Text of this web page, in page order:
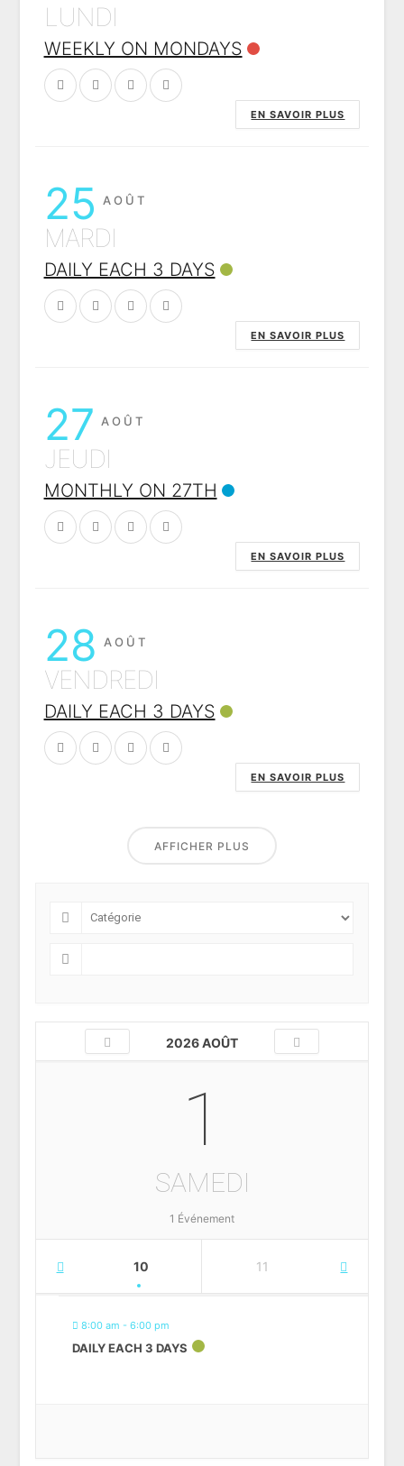
LUNDI
WEEKLY ON MONDAYS
EN SAVOIR PLUS
25 AOÛT
MARDI
DAILY EACH 3 DAYS
EN SAVOIR PLUS
27 AOÛT
JEUDI
MONTHLY ON 27TH
EN SAVOIR PLUS
28 AOÛT
VENDREDI
DAILY EACH 3 DAYS
EN SAVOIR PLUS
AFFICHER PLUS
2026 AOÛT
1
SAMEDI
1 Événement
10 11
8:00 am - 6:00 pm
DAILY EACH 3 DAYS